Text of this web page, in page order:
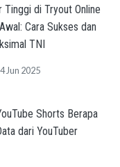
Tinggi di Tryout Online
Cara Sukses dan
TNI
Jun 2025
Shorts Berapa
dari YouTuber